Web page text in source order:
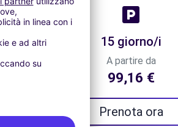
15 giorno/i
A partire da
99,16 €
Prenota ora